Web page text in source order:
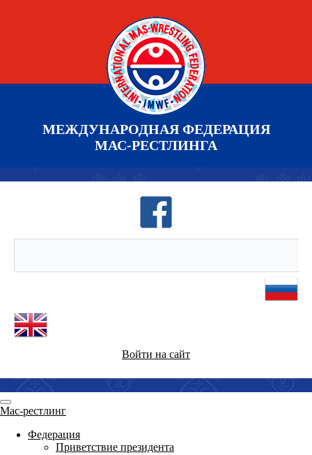
МЕЖДУНАРОДНАЯ ФЕДЕРАЦИЯ
МАС-РЕСТЛИНГА
Войти на сайт
Мас-рестлинг
Федерация
Приветствие президента